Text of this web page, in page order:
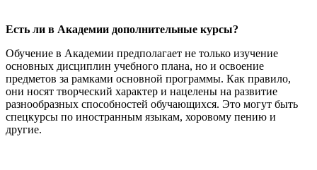
Есть ли в Академии дополнительные курсы?
Обучение в Академии предполагает не только изучение
основных дисциплин учебного плана, но и освоение
предметов за рамками основной программы. Как правило,
они носят творческий характер и нацелены на развитие
разнообразных способностей обучающихся. Это могут быть
спецкурсы по иностранным языкам, хоровому пению и
другие.